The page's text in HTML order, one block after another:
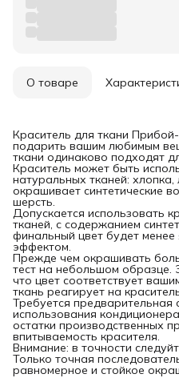
О товаре
Краситель для ткани
подарить вашим любимым
ткани одинаково подходят
Краситель может быть
натуральных тканей: хлопка,
окрашивает синтетические
шерсть.
Допускается использовать
тканей, с содержанием
финальный цвет будет
эффектом.
Прежде чем окрашивать
тест на небольшом образце.
что цвет соответствует
ткань реагирует на
Требуется предварительная
использования
остатки производственных
впитываемость красителя.
Внимание: в точности
Только точная
равномерное и стойкое